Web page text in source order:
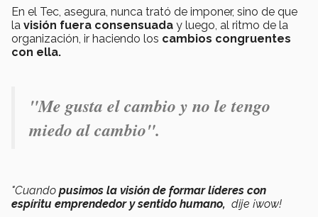
En el Tec, asegura, nunca trató de imponer, sino de que
la visión fuera consensuada y luego, al ritmo de la
organización, ir haciendo los cambios congruentes
con ella.
"Me gusta el cambio y no le tengo
miedo al cambio".
"Cuando pusimos la visión de formar líderes con
espíritu emprendedor y sentido humano, dije ¡wow!